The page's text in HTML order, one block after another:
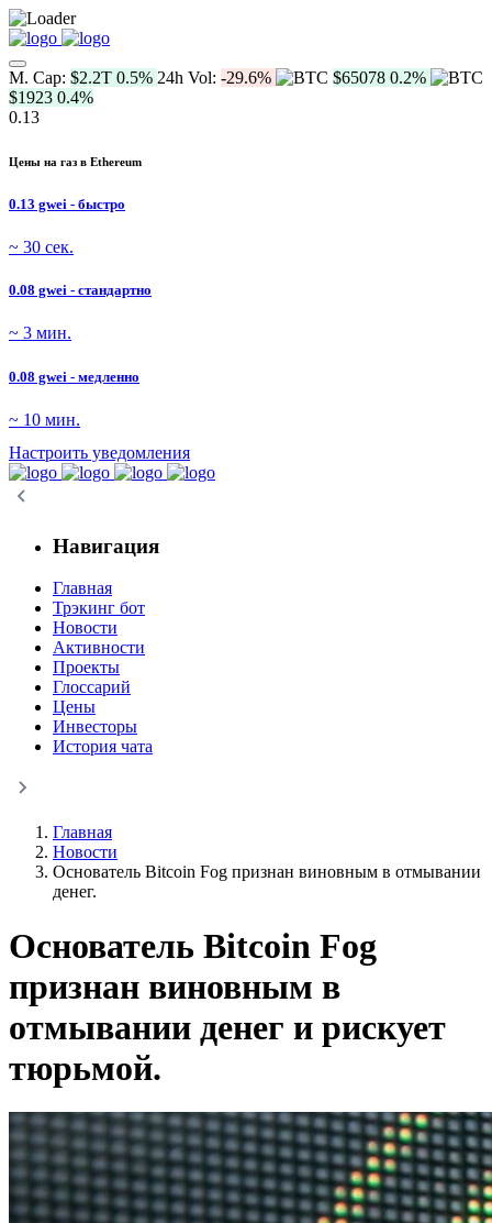
M. Cap: $2.2T 0.5% 24h Vol: -29.6% $65078 0.2%
$1923 0.4%
0.13
Цены на газ в Ethereum
0.13 gwei - быстро
~ 30 сек.
0.08 gwei - стандартно
~ 3 мин.
0.08 gwei - медленно
~ 10 мин.
Настроить уведомления
Навигация
Главная
Трэкинг бот
Новости
Активности
Проекты
Глоссарий
Цены
Инвесторы
История чата
Главная
Новости
Основатель Bitcoin Fog признан виновным в отмывании
денег.
Основатель Bitcoin Fog
признан виновным в
отмывании денег и рискует
тюрьмой.